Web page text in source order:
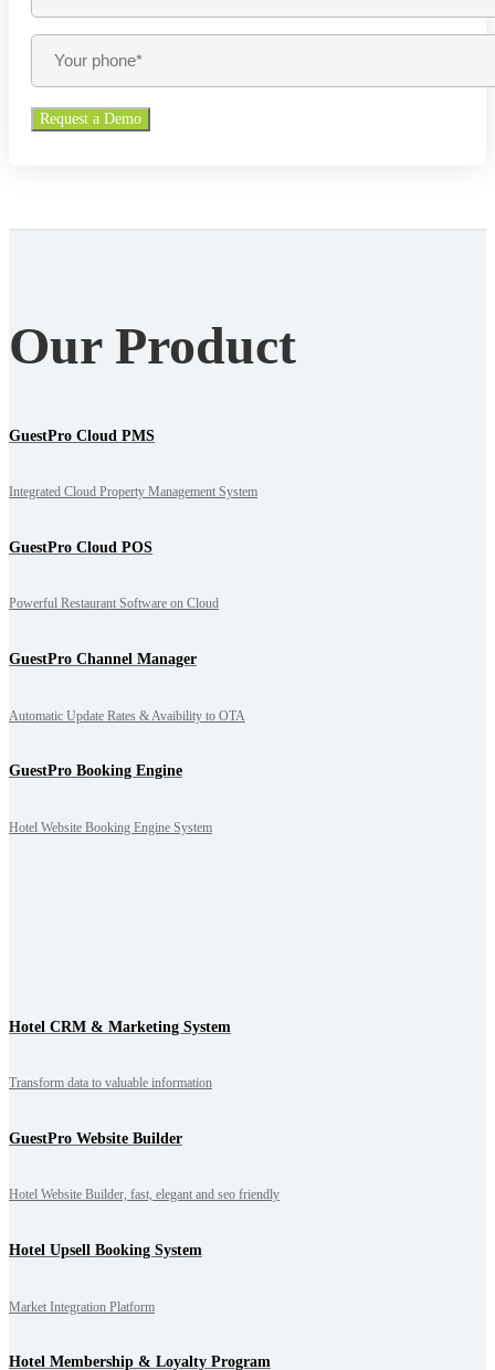
Our Product
GuestPro Cloud PMS
Integrated Cloud Property Management System
GuestPro Cloud POS
Powerful Restaurant Software on Cloud
GuestPro Channel Manager
Automatic Update Rates & Avaibility to OTA
GuestPro Booking Engine
Hotel Website Booking Engine System
Hotel CRM & Marketing System
Transform data to valuable information
GuestPro Website Builder
Hotel Website Builder, fast, elegant and seo friendly
Hotel Upsell Booking System
Market Integration Platform
Hotel Membership & Loyalty Program